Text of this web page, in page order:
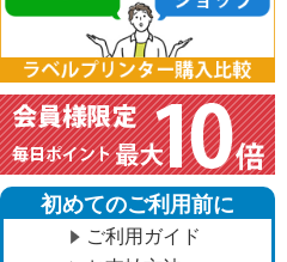
初めてのご利用前に
ご利用ガイド